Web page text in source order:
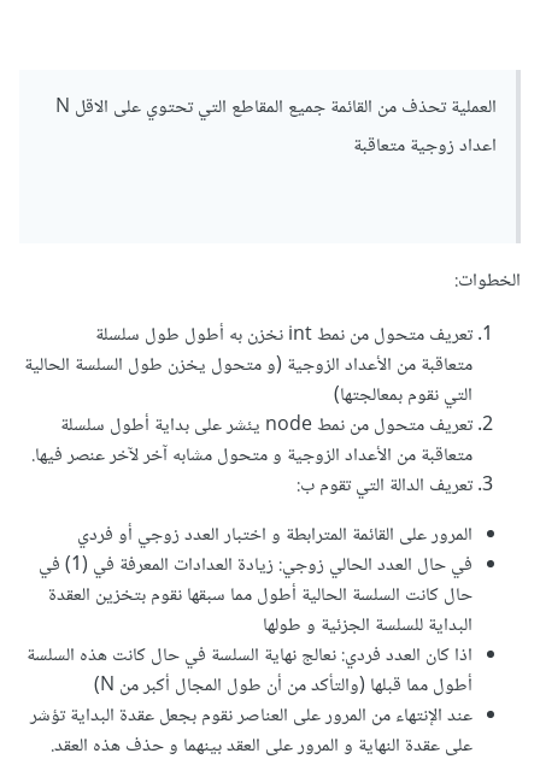
العملية تحذف من القائمة جميع المقاطع التي تحتوي على الاقل N
اعداد زوجية متعاقبة
الخطوات:
تعريف متحول من نمط int نخزن به أطول طول سلسلة
متعاقبة من الأعداد الزوجية (و متحول يخزن طول السلسة الحالية
التي نقوم بمعالجتها)
تعريف متحول من نمط node يئشر على بداية أطول سلسلة
متعاقبة من الأعداد الزوجية و متحول مشابه آخر لآخر عنصر فيها.
تعريف الدالة التي تقوم ب:
المرور على القائمة المترابطة و اختبار العدد زوجي أو فردي
في حال العدد الحالي زوجي: زيادة العدادات المعرفة في (1) في
حال كانت السلسة الحالية أطول مما سبقها نقوم بتخزين العقدة
البداية للسلسة الجزئية و طولها
اذا كان العدد فردي: نعالج نهاية السلسة في حال كانت هذه السلسة
أطول مما قبلها (والتأكد من أن طول المجال أكبر من N)
عند الإنتهاء من المرور على العناصر نقوم بجعل عقدة البداية تؤشر
على عقدة النهاية و المرور على العقد بينهما و حذف هذه العقد.